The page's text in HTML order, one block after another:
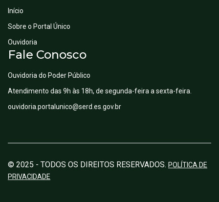
Início
Sobre o Portal Único
Ouvidoria
Fale Conosco
Ouvidoria do Poder Público
Atendimento das 9h às 18h, de segunda-feira a sexta-feira.
ouvidoria.portalunico@serd.es.gov.br
© 2025 - TODOS OS DIREITOS RESERVADOS. POLÍTICA DE
PRIVACIDADE